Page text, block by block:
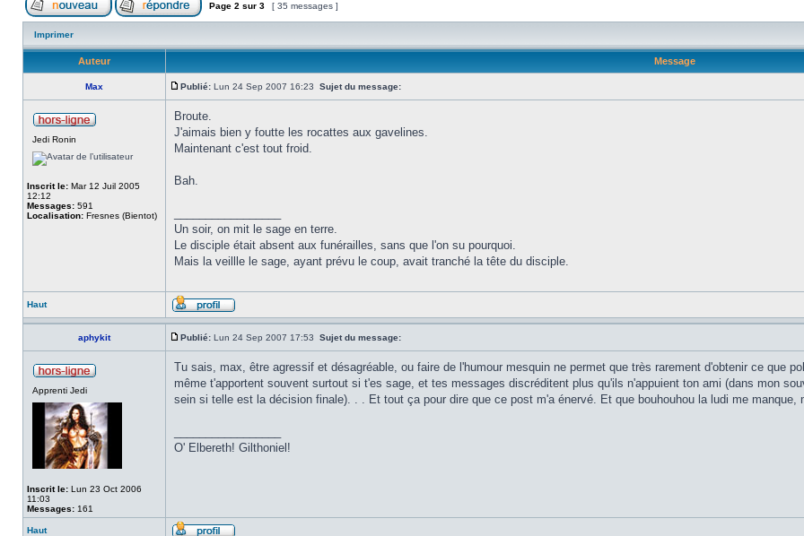
Page 2 sur 3 [ 35 messages ]
Imprimer
Auteur Message
Max Publié: Lun 24 Sep 2007 16:23 Sujet du message:
Jedi Ronin
Inscrit le: Mar 12 Juil 2005
12:12
Messages: 591
Localisation: Fresnes (Bientot)
Broute.
J'aimais bien y foutte les rocattes aux gavelines.
Maintenant c'est tout froid.
Bah.
Un soir, on mit le sage en terre.
Le disciple était absent aux funérailles, sans que l'on su pourquoi.
Mais la veillle le sage, ayant prévu le coup, avait tranché la tête du disciple.
Haut
aphykit Publié: Lun 24 Sep 2007 17:53 Sujet du message:
Apprenti Jedi
Inscrit le: Lun 23 Oct 2006
11:03
Messages: 161
Tu sais, max, être agressif et désagréable, ou faire de l'humour mesquin ne permet que très rarement d'obtenir ce que
même t'apportent souvent surtout si t'es sage, et tes messages discréditent plus qu'ils n'appuient ton ami (dans mon
sein si telle est la décision finale). . . Et tout ça pour dire que ce post m'a énervé. Et que bouhouhou la ludi me
O' Elbereth! Gilthoniel!
Haut